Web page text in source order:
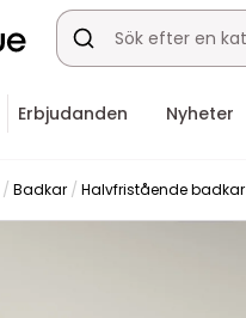
Erbjudanden Nyheter
Badkar Halvfristående badkar